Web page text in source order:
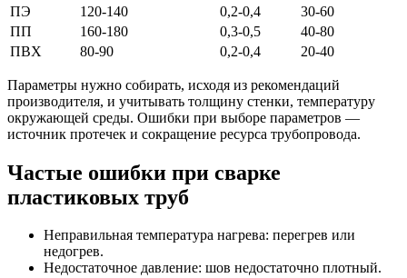
ПЭ
120-140 0,2-0,4
30-60
ПП
160-180 0,3-0,5
40-80
ПВХ
80-90 0,2-0,4 20-40
Параметры нужно собирать, исходя из рекомендаций
производителя, и учитывать толщину стенки, температуру
окружающей среды. Ошибки при выборе параметров —
источник протечек и сокращение ресурса трубопровода.
Частые ошибки при сварке
пластиковых труб
Неправильная температура нагрева: перегрев или
недогрев.
Недостаточное давление: шов недостаточно плотный.